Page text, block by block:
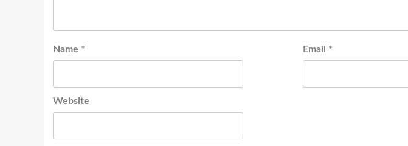
Name * Email *
Website